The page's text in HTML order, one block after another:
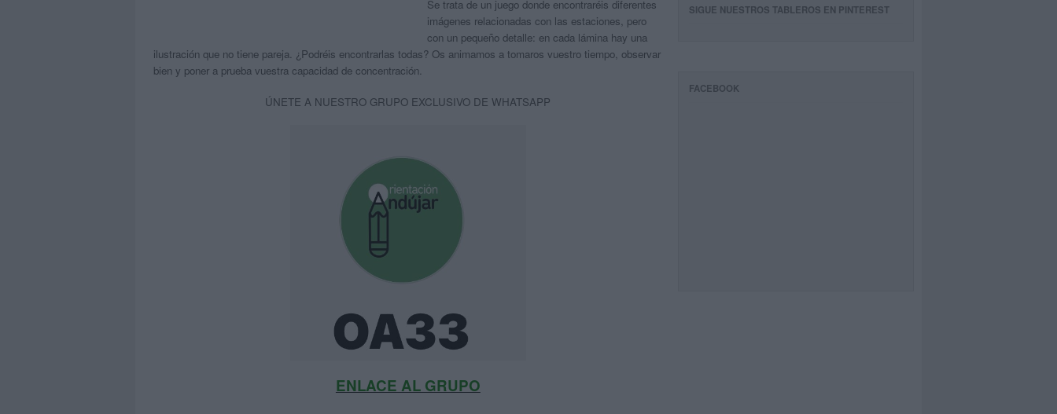
Se trata de un juego donde encontraréis diferentes
imágenes relacionadas con las estaciones, pero
con un pequeño detalle: en cada lámina hay una
ilustración que no tiene pareja. ¿Podréis encontrarlas todas? Os animamos a tomaros vuestro tiempo, observar
bien y poner a prueba vuestra capacidad de concentración.
ÚNETE A NUESTRO GRUPO EXCLUSIVO DE WHATSAPP
ENLACE AL GRUPO
SIGUE NUESTROS TABLEROS EN PINTEREST
FACEBOOK